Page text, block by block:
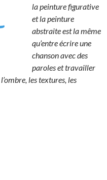
la peinture figurative
et la peinture
abstraite est la même
qu’entre écrire une
chanson avec des
paroles et travailler
les textures, les